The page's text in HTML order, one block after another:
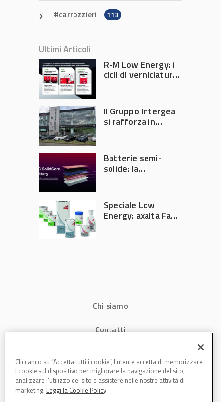
carrozzieri 113
Ultimi Articoli
R-M Low Energy: i
cicli di verniciatura
tempi e costi in
carrozzeria
Il Gruppo Intergea
si rafforza in
Batterie semi-
solide: la
accelerare la
rivoluzione
dell’auto elettrica
Speciale Low
Energy: axalta Fast
riduce consumi
produttività in
Chi siamo
Contatti
Cookies
Cliccando su “Accetta tutti i cookie”, l'utente accetta di memorizzare
i cookie sul dispositivo per migliorare la navigazione del sito,
analizzare l'utilizzo del sito e assistere nelle nostre attività di
marketing. Leggi la Cookie Policy